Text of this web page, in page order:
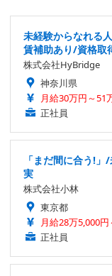
未経験からなれる
賃補助あり/資格取
株式会社HyBridge
神奈川県
月給30万円～51
正社員
「まだ間に合う!
実
株式会社小林
東京都
月給28万5,000
正社員